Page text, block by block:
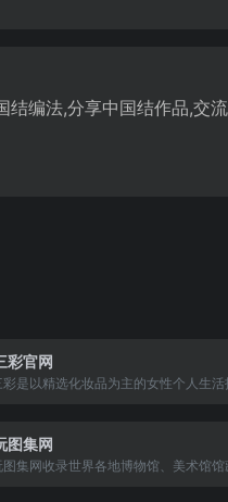
编法,分享中国结作品,交
彩官网
彩是以精选化妆品为主的女性个人生活
各大省、市、县。目前拥有近300家门
年年底，唐三彩全国将拓展至3000
图集网
图集网收录世界各地博物馆、美术馆馆